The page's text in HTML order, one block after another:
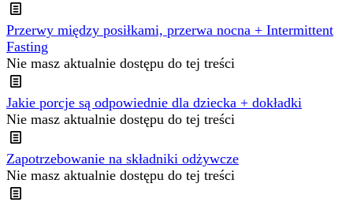
Przerwy między posiłkami, przerwa nocna + Intermittent
Fasting
Nie masz aktualnie dostępu do tej treści
Jakie porcje są odpowiednie dla dziecka + dokładki
Nie masz aktualnie dostępu do tej treści
Zapotrzebowanie na składniki odżywcze
Nie masz aktualnie dostępu do tej treści